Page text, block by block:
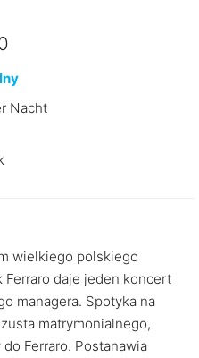
Nacht
wielkiego polskiego
Ferraro daje jeden koncert
managera. Spotyka na
matrymonialnego,
Ferraro. Postanawia